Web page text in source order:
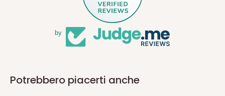
by
Potrebbero piacerti anche